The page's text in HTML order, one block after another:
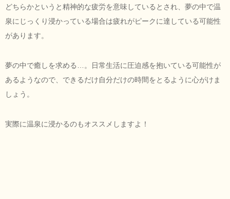
どちらかというと精神的な疲労を意味しているとされ、夢の中で温
泉にじっくり浸かっている場合は疲れがピークに達している可能性
があります。
夢の中で癒しを求める…。日常生活に圧迫感を抱いている可能性が
あるようなので、できるだけ自分だけの時間をとるように心がけま
しょう。
実際に温泉に浸かるのもオススメしますよ！